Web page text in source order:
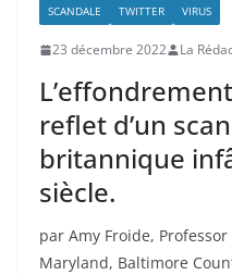
SCANDALE
TWITTER VIRUS
23 décembre 2022 La
reflet d’un
britannique
siècle.
par Amy Froide,
Maryland, Baltimore